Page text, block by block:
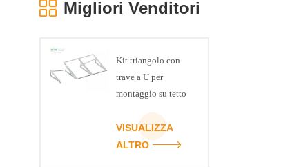
Migliori Venditori
Kit triangolo con
trave a U per
montaggio su tetto
fotovoltaica per
pannello solare
VISUALIZZA
ALTRO